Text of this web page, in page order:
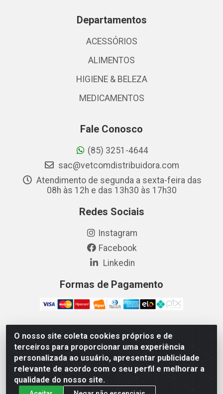
O nosso site coleta cookies próprios e de
terceiros para proporcionar uma experiência
personalizada ao usuário, apresentar publicidade
relevante de acordo com o seu perfil e melhorar a
qualidade do nosso site.
Departamentos
ACESSÓRIOS
ALIMENTOS
HIGIENE & BELEZA
MEDICAMENTOS
Fale Conosco
(85) 3251-4644
sac@vetcomdistribuidora.com
Atendimento de segunda a sexta-feira das
08h às 12h e das 13h30 às 17h30
Redes Sociais
Instagram
Facebook
Linkedin
Formas de Pagamento
Vetcom Distribuidora de Rações LTDA - Rua Maximiano
Barreto, 1040 - Barroso, Fortaleza/CE - CEP 60.863-260
- CNPJ 26.133.872/0001-11